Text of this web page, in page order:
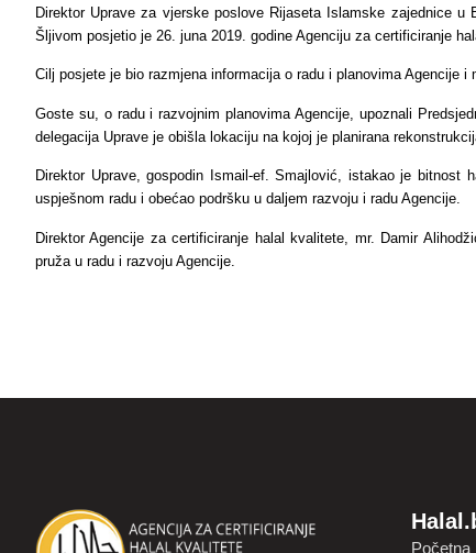
Direktor Uprave za vjerske poslove Rijaseta Islamske zajednice
Šljivom posjetio je 26. juna 2019. godine Agenciju za certificiranje
Cilj posjete je bio razmjena informacija o radu i planovima Agencije i
Goste su, o radu i razvojnim planovima Agencije, upoznali
delegacija Uprave je obišla lokaciju na kojoj je planirana
Direktor Uprave, gospodin Ismail-ef. Smajlović, istakao je
uspješnom radu i obećao podršku u daljem razvoju i radu Agencije.
Direktor Agencije za certificiranje halal kvalitete, mr. Damir
pruža u radu i razvoju Agencije.
Početna